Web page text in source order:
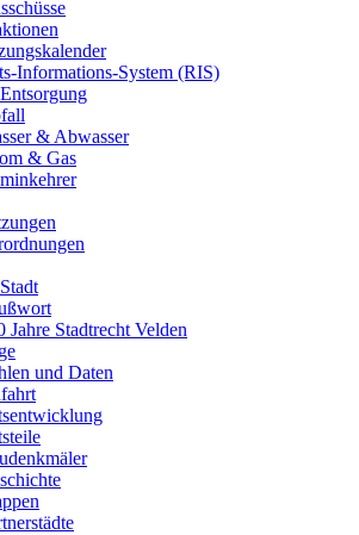
Informations-System (RIS)
& Abwasser
& Gas
Jahre Stadtrecht Velden
und Daten